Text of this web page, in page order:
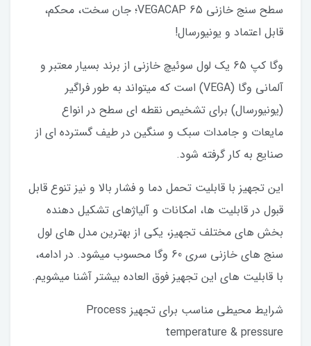
سطح سنج خازنی VEGACAP 65؛ جان سخت، محکم،
قابل اعتماد و یونیورسال!
وگا کپ 65 یک لول سوئیچ خازنی از برند بسیار معتبر و
آلمانی وگا (VEGA) است که میتواند به طور فراگیر
(یونیورسال) برای تشخیص نقطه ای سطح در انواع
مایعات و جامدات سبک و سنگین در طیف گسترده ای از
صنایع به کار گرفته شود.
این تجهیز با قابلیت تحمل دما و فشار بالا و نیز تنوع قابل
قبول در قابلیت ها، امکانات و آلیاژهای تشکیل دهنده
بخش های مختلف تجهیز، یکی از بهترین مدل های لول
سنج های خازنی سری 60 وگا محسوب میشود. در ادامه،
با قابلیت های این تجهیز فوق العاده بیشتر آشنا میشویم.
شرایط محیطی مناسب برای تجهیز Process
temperature & pressure